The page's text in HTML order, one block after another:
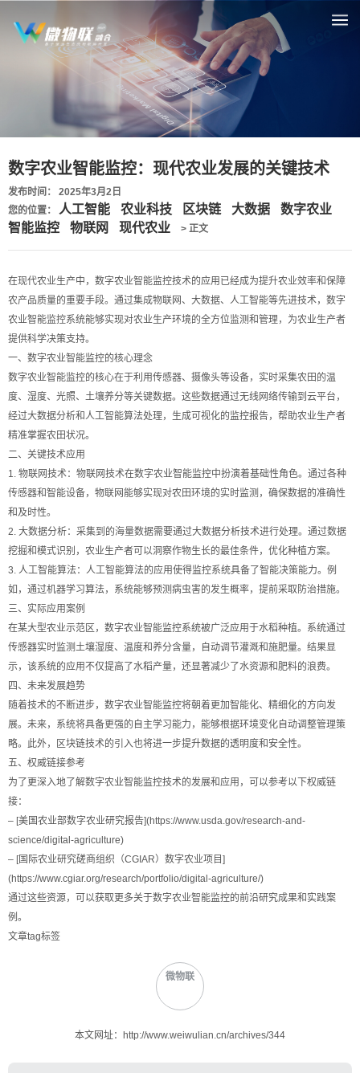
数字农业智能监控：现代农业发展的关键技术
发布时间： 2025年3月2日
您的位置：
人工智能 农业科技 区块链 大数据
数字农业
智能监控
物联网 现代农业 > 正文
在现代农业生产中，数字农业智能监控技术的应用已经成为提升农业效率和保障
农产品质量的重要手段。通过集成物联网、大数据、人工智能等先进技术，数字
农业智能监控系统能够实现对农业生产环境的全方位监测和管理，为农业生产者
提供科学决策支持。
一、数字农业智能监控的核心理念
数字农业智能监控的核心在于利用传感器、摄像头等设备，实时采集农田的温
度、湿度、光照、土壤养分等关键数据。这些数据通过无线网络传输到云平台，
经过大数据分析和人工智能算法处理，生成可视化的监控报告，帮助农业生产者
精准掌握农田状况。
二、关键技术应用
1. 物联网技术：物联网技术在数字农业智能监控中扮演着基础性角色。通过各种
传感器和智能设备，物联网能够实现对农田环境的实时监测，确保数据的准确性
和及时性。
2. 大数据分析：采集到的海量数据需要通过大数据分析技术进行处理。通过数据
挖掘和模式识别，农业生产者可以洞察作物生长的最佳条件，优化种植方案。
3. 人工智能算法：人工智能算法的应用使得监控系统具备了智能决策能力。例
如，通过机器学习算法，系统能够预测病虫害的发生概率，提前采取防治措施。
三、实际应用案例
在某大型农业示范区，数字农业智能监控系统被广泛应用于水稻种植。系统通过
传感器实时监测土壤湿度、温度和养分含量，自动调节灌溉和施肥量。结果显
示，该系统的应用不仅提高了水稻产量，还显著减少了水资源和肥料的浪费。
四、未来发展趋势
随着技术的不断进步，数字农业智能监控将朝着更加智能化、精细化的方向发
展。未来，系统将具备更强的自主学习能力，能够根据环境变化自动调整管理策
略。此外，区块链技术的引入也将进一步提升数据的透明度和安全性。
五、权威链接参考
为了更深入地了解数字农业智能监控技术的发展和应用，可以参考以下权威链
接：
– [美国农业部数字农业研究报告](https://www.usda.gov/research-and-
science/digital-agriculture)
– [国际农业研究磋商组织（CGIAR）数字农业项目]
(https://www.cgiar.org/research/portfolio/digital-agriculture/)
通过这些资源，可以获取更多关于数字农业智能监控的前沿研究成果和实践案
例。
文章tag标签
微物联
本文网址：http://www.weiwulian.cn/archives/344